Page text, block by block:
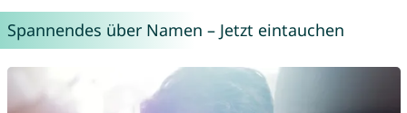
Spannendes über Namen – Jetzt eintauchen